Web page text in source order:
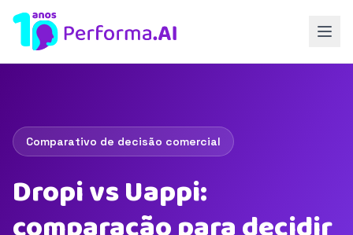
Comparativo de decisão comercial
Dropi vs Uappi: